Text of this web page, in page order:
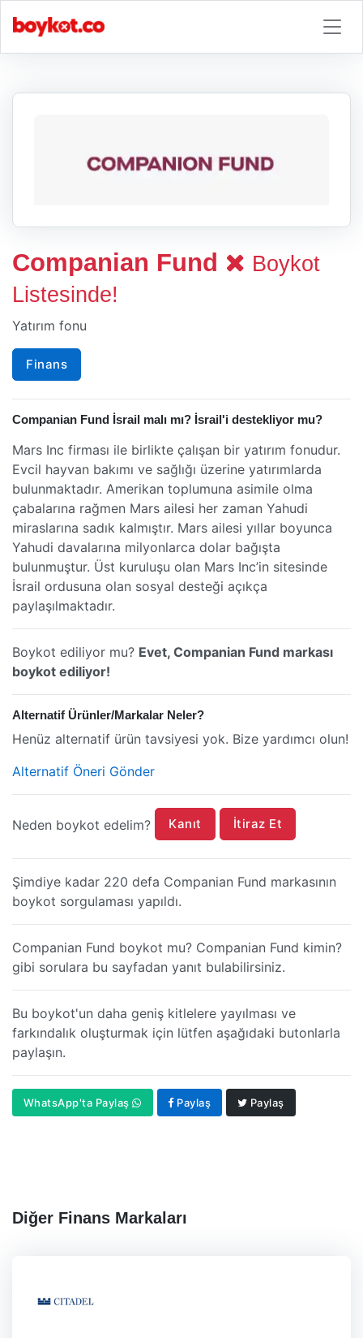
Companian Fund
Boykot
Listesinde!
Yatırım fonu
Finans
Companian Fund İsrail malı mı? İsrail'i destekliyor mu?
Mars Inc firması ile birlikte çalışan bir yatırım fonudur.
Evcil hayvan bakımı ve sağlığı üzerine yatırımlarda
bulunmaktadır. Amerikan toplumuna asimile olma
çabalarına rağmen Mars ailesi her zaman Yahudi
miraslarına sadık kalmıştır. Mars ailesi yıllar boyunca
Yahudi davalarına milyonlarca dolar bağışta
bulunmuştur. Üst kuruluşu olan Mars Inc’in sitesinde
İsrail ordusuna olan sosyal desteği açıkça
paylaşılmaktadır.
Boykot ediliyor mu? Evet, Companian Fund markası
boykot ediliyor!
Alternatif Ürünler/Markalar Neler?
Henüz alternatif ürün tavsiyesi yok. Bize yardımcı olun!
Alternatif Öneri Gönder
Neden boykot edelim? Kanıt İtiraz Et
Şimdiye kadar 220 defa Companian Fund markasının
boykot sorgulaması yapıldı.
Companian Fund boykot mu? Companian Fund kimin?
gibi sorulara bu sayfadan yanıt bulabilirsiniz.
Bu boykot'un daha geniş kitlelere yayılması ve
farkındalık oluşturmak için lütfen aşağıdaki butonlarla
paylaşın.
WhatsApp'ta Paylaş Paylaş Paylaş
Diğer Finans Markaları